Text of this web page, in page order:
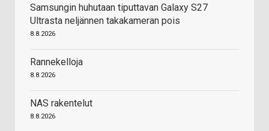
Samsungin huhutaan tiputtavan Galaxy S27
Ultrasta neljännen takakameran pois
8.8.2026
Rannekelloja
8.8.2026
NAS rakentelut
8.8.2026